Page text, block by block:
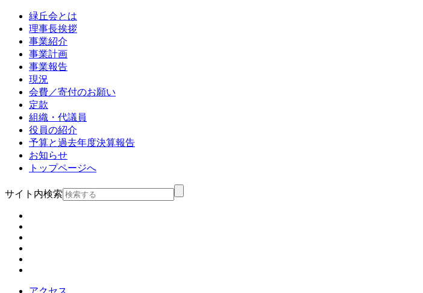
緑丘会とは
理事長挨拶
事業紹介
事業計画
事業報告
現況
会費／寄付のお願い
定款
組織・代議員
役員の紹介
予算と過去年度決算報告
お知らせ
トップページへ
サイト内検索